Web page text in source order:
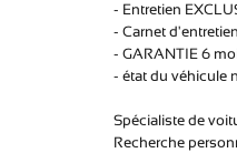
- Entretien
- Carnet
- GARANTIE 6
- état du véhicule
Spécialiste de
Recherche